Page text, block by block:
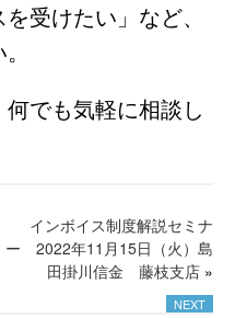
受けたい」など、
でも気軽に相談し
インボイス制度解説セミナ
ー 2022年11月15日（火）島
田掛川信金 藤枝支店 »